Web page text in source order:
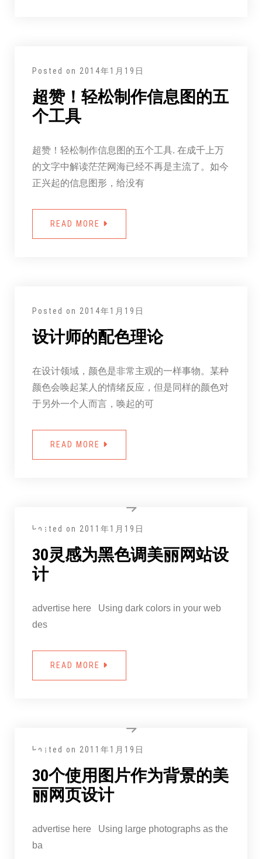
Posted on 2014年1月19日
超赞！轻松制作信息图的五
个工具
超赞！轻松制作信息图的五个工具. 在成千上万
的文字中解读茫茫网海已经不再是主流了。如今
正兴起的信息图形，给没有
READ MORE
Posted on 2014年1月19日
设计师的配色理论
在设计领域，颜色是非常主观的一样事物。某种
颜色会唤起某人的情绪反应，但是同样的颜色对
于另外一个人而言，唤起的可
READ MORE
Posted on 2011年1月19日
30灵感为黑色调美丽网站设
计
advertise here Using dark colors in your web
des
READ MORE
Posted on 2011年1月19日
30个使用图片作为背景的美
丽网页设计
advertise here Using large photographs as the
ba